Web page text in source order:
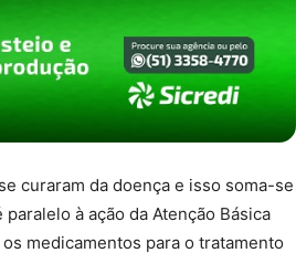
curaram da doença e isso soma-se
à ação da Atenção Básica
medicamentos para o tratamento